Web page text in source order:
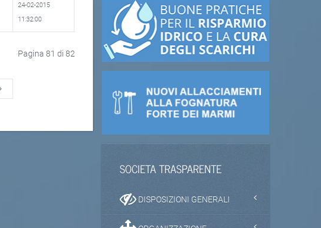
24-02-2015
11:32:00
Pagina 81 di 82
SOCIETA TRASPARENTE
DISPOSIZIONI GENERALI